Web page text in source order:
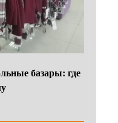
базары: где